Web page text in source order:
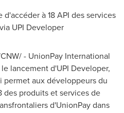
à 18 API des services
UPI Developer
- UnionPay International
lancement d'UPI Developer,
aux développeurs du
des produits et services de
d'UnionPay dans